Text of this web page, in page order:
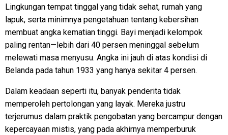
Lingkungan tempat tinggal yang tidak sehat, rumah yang
lapuk, serta minimnya pengetahuan tentang kebersihan
membuat angka kematian tinggi. Bayi menjadi kelompok
paling rentan—lebih dari 40 persen meninggal sebelum
melewati masa menyusu. Angka ini jauh di atas kondisi di
Belanda pada tahun 1933 yang hanya sekitar 4 persen.
Dalam keadaan seperti itu, banyak penderita tidak
memperoleh pertolongan yang layak. Mereka justru
terjerumus dalam praktik pengobatan yang bercampur dengan
kepercayaan mistis, yang pada akhirnya memperburuk